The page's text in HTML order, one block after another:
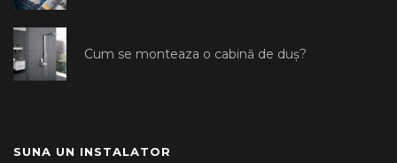
Cum se monteaza o cabină de duș?
SUNA UN INSTALATOR